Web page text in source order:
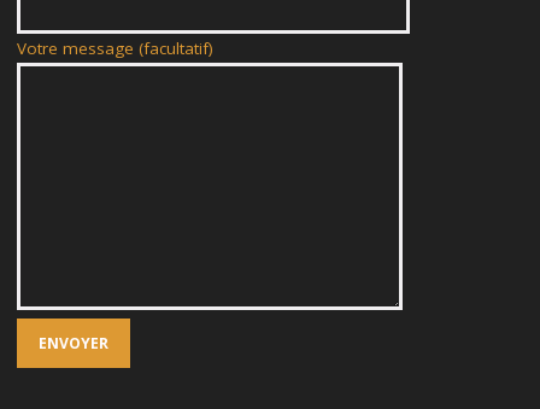
Votre message (facultatif)